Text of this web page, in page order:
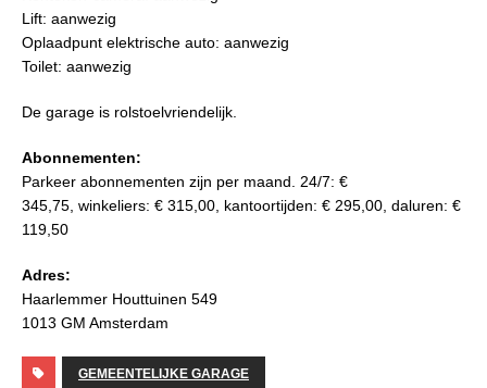
Lift: aanwezig
Oplaadpunt elektrische auto: aanwezig
Toilet: aanwezig
De garage is rolstoelvriendelijk.
Abonnementen:
Parkeer abonnementen zijn per maand. 24/7: €
345,75, winkeliers: € 315,00, kantoortijden: € 295,00, daluren: €
119,50
Adres:
Haarlemmer Houttuinen 549
1013 GM Amsterdam
GEMEENTELIJKE GARAGE